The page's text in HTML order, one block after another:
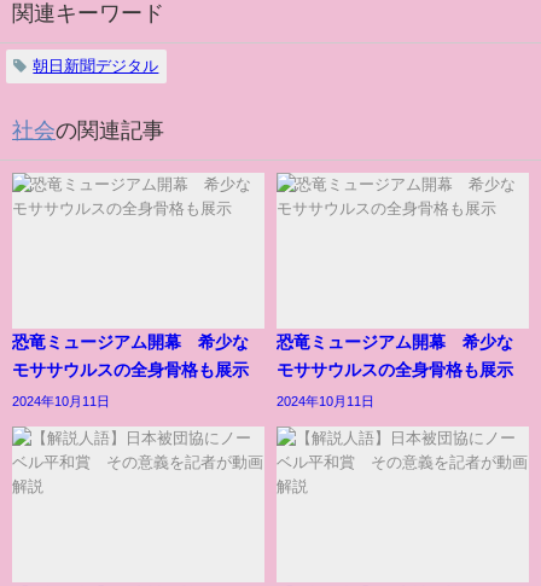
関連キーワード
朝日新聞デジタル
社会の関連記事
恐竜ミュージアム開幕 希少な
モササウルスの全身骨格も展示
2024年10月11日
恐竜ミュージアム開幕 希少な
モササウルスの全身骨格も展示
2024年10月11日